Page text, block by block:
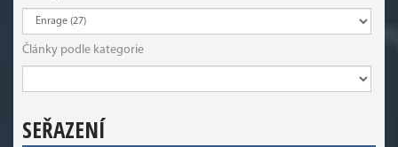
Články podle kategorie
SEŘAZENÍ